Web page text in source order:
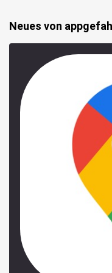
Neues von